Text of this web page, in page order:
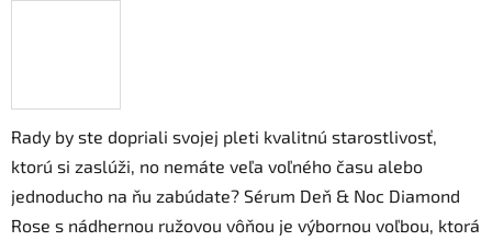
Rady by ste dopriali svojej pleti kvalitnú starostlivosť,
ktorú si zaslúži, no nemáte veľa voľného času alebo
jednoducho na ňu zabúdate? Sérum Deň & Noc Diamond
Rose s nádhernou ružovou vôňou je výbornou voľbou, ktorá